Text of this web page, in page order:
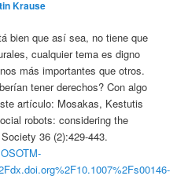
Krause
bien que así sea, no tiene que
cualquier tema es digno
más importantes que otros.
tener derechos? Con algo
artículo: Mosakas, Kestutis
robots: considering the
36 (2):429-443.